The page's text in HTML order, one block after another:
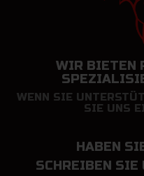
WIR BIETEN
WENN SIE
SIE UNS
HABEN
SCHREIBEN SIE